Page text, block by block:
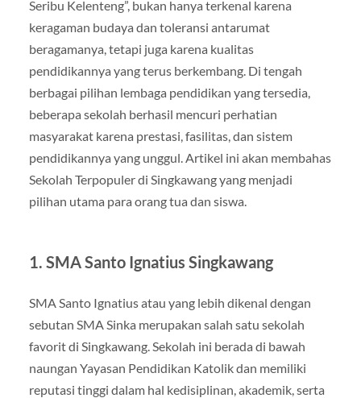
Seribu Kelenteng”, bukan hanya terkenal karena
keragaman budaya dan toleransi antarumat
beragamanya, tetapi juga karena kualitas
pendidikannya yang terus berkembang. Di tengah
berbagai pilihan lembaga pendidikan yang tersedia,
beberapa sekolah berhasil mencuri perhatian
masyarakat karena prestasi, fasilitas, dan sistem
pendidikannya yang unggul. Artikel ini akan membahas
Sekolah Terpopuler di Singkawang yang menjadi
pilihan utama para orang tua dan siswa.
1. SMA Santo Ignatius Singkawang
SMA Santo Ignatius atau yang lebih dikenal dengan
sebutan SMA Sinka merupakan salah satu sekolah
favorit di Singkawang. Sekolah ini berada di bawah
naungan Yayasan Pendidikan Katolik dan memiliki
reputasi tinggi dalam hal kedisiplinan, akademik, serta